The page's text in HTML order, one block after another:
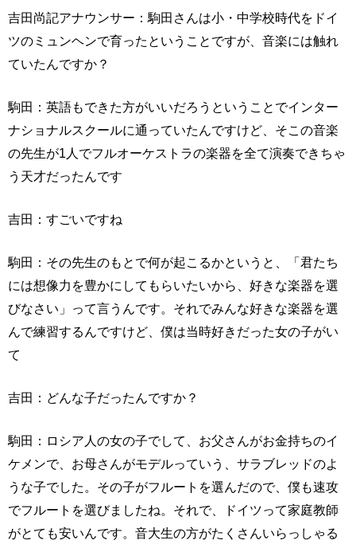
吉田尚記アナウンサー：駒田さんは小・中学校時代をドイ
ツのミュンヘンで育ったということですが、音楽には触れ
ていたんですか？
駒田：英語もできた方がいいだろうということでインター
ナショナルスクールに通っていたんですけど、そこの音楽
の先生が1人でフルオーケストラの楽器を全て演奏できちゃ
う天才だったんです
吉田：すごいですね
駒田：その先生のもとで何が起こるかというと、「君たち
には想像力を豊かにしてもらいたいから、好きな楽器を選
びなさい」って言うんです。それでみんな好きな楽器を選
んで練習するんですけど、僕は当時好きだった女の子がい
て
吉田：どんな子だったんですか？
駒田：ロシア人の女の子でして、お父さんがお金持ちのイ
ケメンで、お母さんがモデルっていう、サラブレッドのよ
うな子でした。その子がフルートを選んだので、僕も速攻
でフルートを選びましたね。それで、ドイツって家庭教師
がとても安いんです。音大生の方がたくさんいらっしゃる